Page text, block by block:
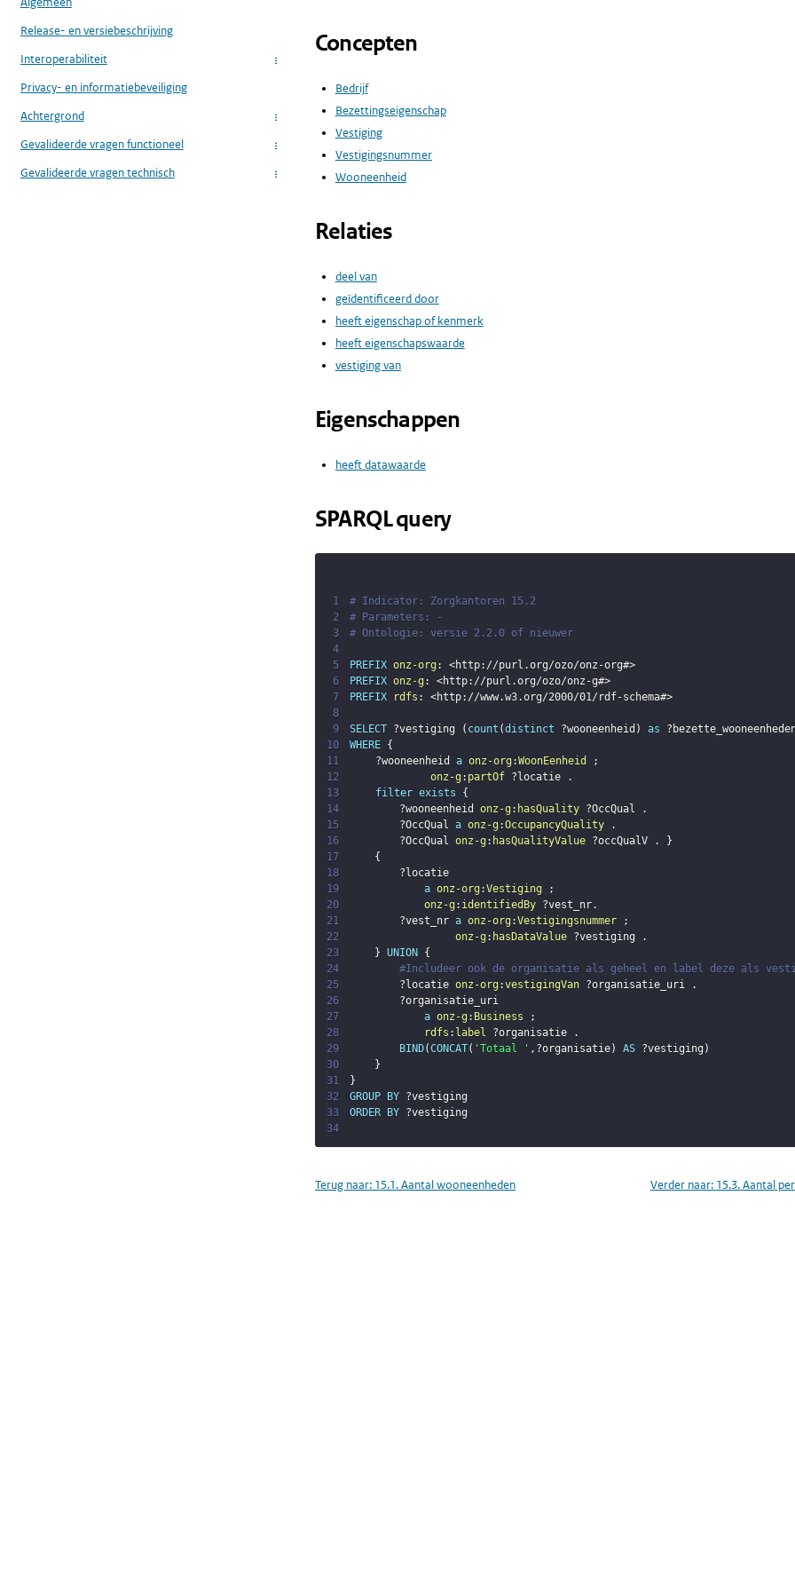
Release- en versiebeschrijving
Interoperabiliteit
...
Privacy- en informatiebeveiliging
Achtergrond
...
Gevalideerde vragen functioneel ...
Gevalideerde vragen technisch ...
Concepten
Bedrijf
Bezettingseigenschap
Vestiging
Vestigingsnummer
Wooneenheid
Relaties
deel van
geïdentificeerd door
heeft eigenschap of kenmerk
heeft eigenschapswaarde
vestiging van
Eigenschappen
heeft datawaarde
SPARQL query
1
# Indicator: Zorgkantoren 15.2
2
# Parameters: -
3
# Ontologie: versie 2.2.0 of nieuwer
4
5
PREFIX onz-org : <http://purl.org/ozo/onz-org#>
6
PREFIX onz-g : <http://purl.org/ozo/onz-g#>
7
PREFIX rdfs : <http://www.w3.org/2000/01/rdf-schema#>
8
9
SELECT ?vestiging ( count (distinct ?wooneenheid ) as
10
WHERE {
11
?wooneenheid a onz-org :WoonEenheid
;
12
onz-g : partOf ?locatie
.
13
filter exists
{
14
?wooneenheid onz-g : hasQuality ?OccQual
.
15
?OccQual a onz-g :OccupancyQuality
.
16
?OccQual onz-g : hasQualityValue ?occQualV .
}
17
{
18
?locatie
19
a onz-org :Vestiging
;
20
onz-g : identifiedBy ?vest_nr.
21
?vest_nr a onz-org :Vestigingsnummer
;
22
onz-g : hasDataValue ?vestiging
.
23
} UNION
{
24
#Includeer ook de organisatie als geheel en label deze als
25
?locatie onz-org :vestigingVan ?organisatie_uri
.
26
?organisatie_uri
27
a onz-g : Business
;
28
rdfs : label ?organisatie
.
29
BIND(CONCAT( 'Totaal ' , ?organisatie) AS ?vestiging )
30
}
31
}
32
GROUP BY ?vestiging
33
ORDER BY ?vestiging
34
Terug naar: 15.1. Aantal wooneenheden Verder naar: 15.3. Aantal